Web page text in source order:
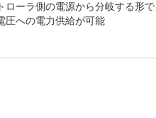
ローラ側の電源から分岐する形
圧への電力供給が可能